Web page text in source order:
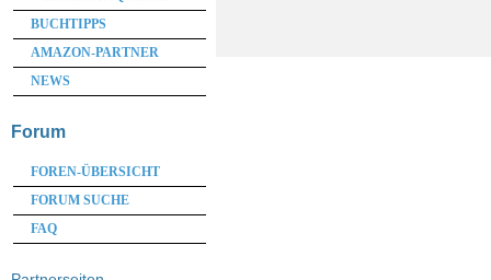
BUCHTIPPS
AMAZON-PARTNER
NEWS
Forum
FOREN-ÜBERSICHT
FORUM SUCHE
FAQ